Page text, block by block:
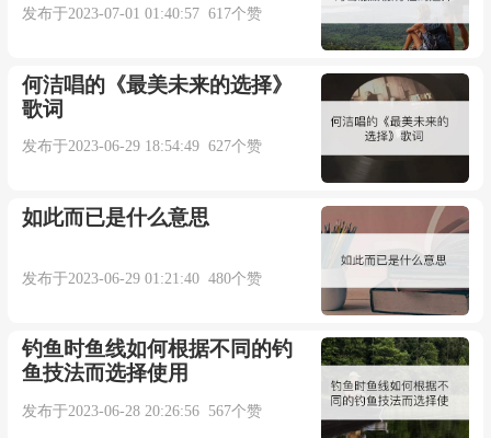
发布于2023-07-01 01:40:57 617个赞
何洁唱的《最美未来的选择》
歌词
发布于2023-06-29 18:54:49 627个赞
如此而已是什么意思
发布于2023-06-29 01:21:40 480个赞
钓鱼时鱼线如何根据不同的钓
鱼技法而选择使用
发布于2023-06-28 20:26:56 567个赞